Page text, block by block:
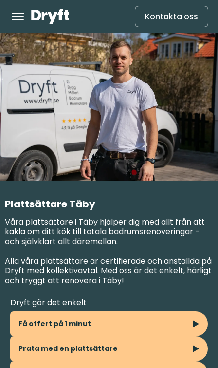
Kontakta oss
Plattsättare Täby
Våra plattsättare i Täby hjälper dig med allt från att
kakla om ditt kök till totala badrumsrenoveringar -
och självklart allt däremellan.
Alla våra plattsättare är certifierade och anställda på
Dryft med kollektivavtal. Med oss är det enkelt, härligt
och tryggt att renovera i Täby!
Dryft gör det enkelt
Få offert på 1 minut
Prata med en plattsättare